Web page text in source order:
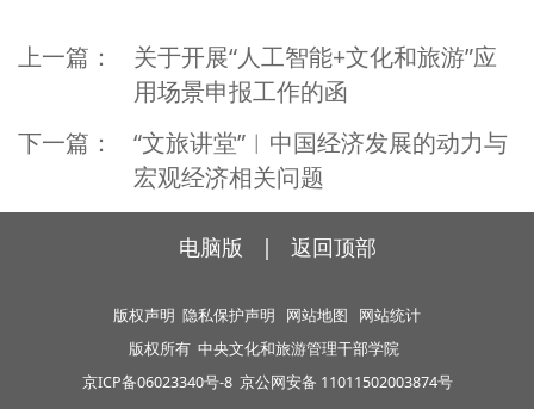
上一篇：
关于开展“人工智能+文化和旅游”应
用场景申报工作的函
下一篇：
“文旅讲堂”︱中国经济发展的动力与
宏观经济相关问题
电脑版 | 返回顶部
版权声明 隐私保护声明 网站地图
网站统计
版权所有 中央文化和旅游管理干部学院
京ICP备06023340号-8 京公网安备 11011502003874号